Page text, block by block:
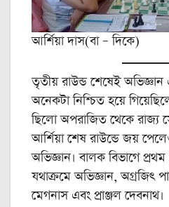
আর্শিয়া দাস(বা – দিকে)
তৃতীয় রাউন্ড শেষেই অভিজ্ঞান
অনেকটা নিশ্চিত হয়ে
ছিলো অপরাজিত থেকে রাজ্য
আর্শিয়া শেষ রাউন্ডে জয়
অভিজ্ঞান। বালক বিভাগে
যথাক্রমে অভিজ্ঞান, অগ্রজিৎ
মেগনাস এবং প্রাঞ্জল দেবনাথ।